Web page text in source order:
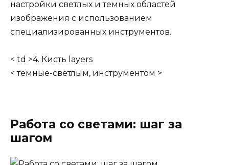
настройки светлых и темных областей
изображения с использованием
специализированных инструментов.
< td >4. Кисть layers
< темные-светлым, инструментом >
Работа со светами: шаг за
шагом